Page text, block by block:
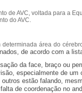
de AVC, voltada para a
do AVC.
área do
de acordo com a
da face, braço ou
especialmente de
estão falando,
de coordenação no